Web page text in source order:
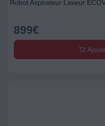
Robot Aspirateur Laveur
899€